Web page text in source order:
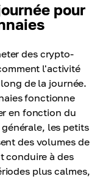
pour
des crypto-
l'activité
de la journée.
fonctionne
en fonction du
les petits
des volumes de
conduire à des
plus calmes,